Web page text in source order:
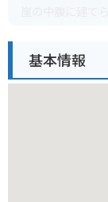
崖の中腹に建て
ます。
基本情報